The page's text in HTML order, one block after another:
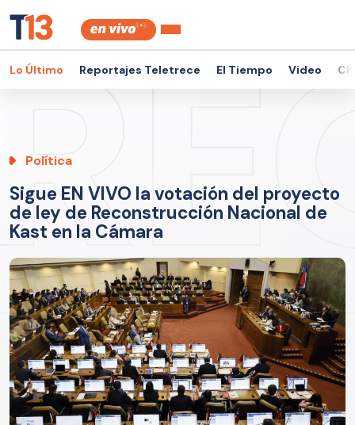
Lo Último Reportajes Teletrece El Tiempo Video
Política
Sigue EN VIVO la votación del proyecto
de ley de Reconstrucción Nacional de
Kast en la Cámara